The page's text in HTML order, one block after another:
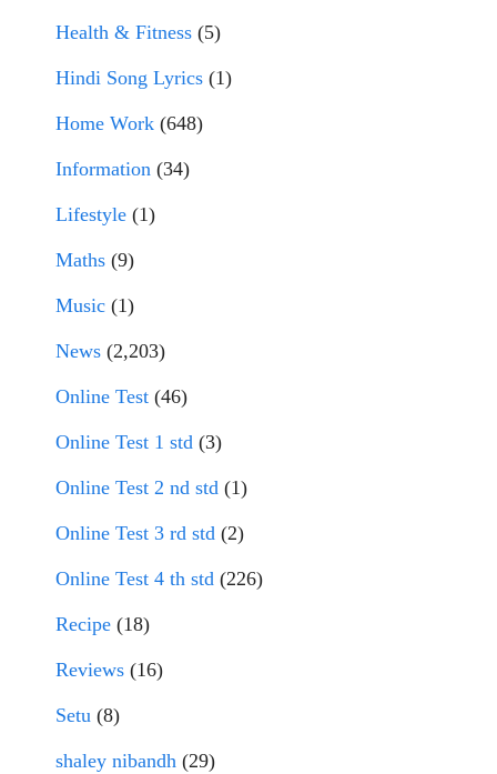
Health & Fitness (5)
Hindi Song Lyrics (1)
Home Work (648)
Information (34)
Lifestyle (1)
Maths (9)
Music (1)
News (2,203)
Online Test (46)
Online Test 1 std (3)
Online Test 2 nd std (1)
Online Test 3 rd std (2)
Online Test 4 th std (226)
Recipe (18)
Reviews (16)
Setu (8)
shaley nibandh (29)